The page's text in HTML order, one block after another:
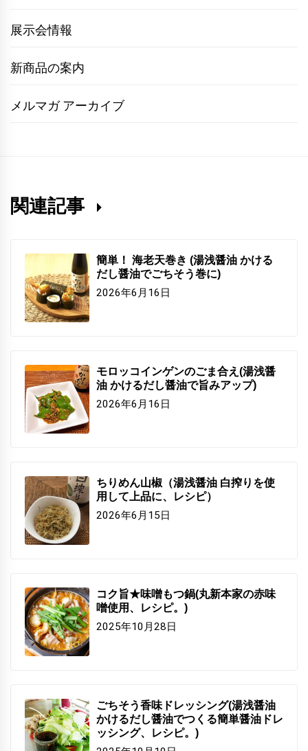
展示会情報
新商品の案内
メルマガ アーカイブ
関連記事
簡単！ 海老天巻き (湯浅醤油 かける
だし醤油でごちそう巻に)
2026年6月16日
モロッコインゲンのごま合え(湯浅醤
油 かけるだし醤油で旨みアップ)
2026年6月16日
ちりめん山椒（湯浅醤油 白搾りを使
用して上品に、レシピ）
2026年6月15日
コク旨★味噌もつ鍋(丸新本家の赤味
噌使用、レシピ。)
2025年10月28日
ごちそう香味ドレッシング(湯浅醤油
かけるだし醤油でつくる簡単醤油ドレ
ッシング、レシピ。)